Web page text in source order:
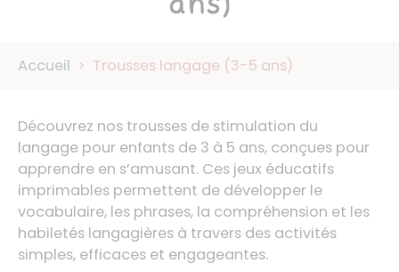
Accueil > Trousses langage (3-5 ans)
Découvrez nos trousses de stimulation du
langage pour enfants de 3 à 5 ans, conçues pour
apprendre en s’amusant. Ces jeux éducatifs
imprimables permettent de développer le
vocabulaire, les phrases, la compréhension et les
habiletés langagières à travers des activités
simples, efficaces et engageantes.